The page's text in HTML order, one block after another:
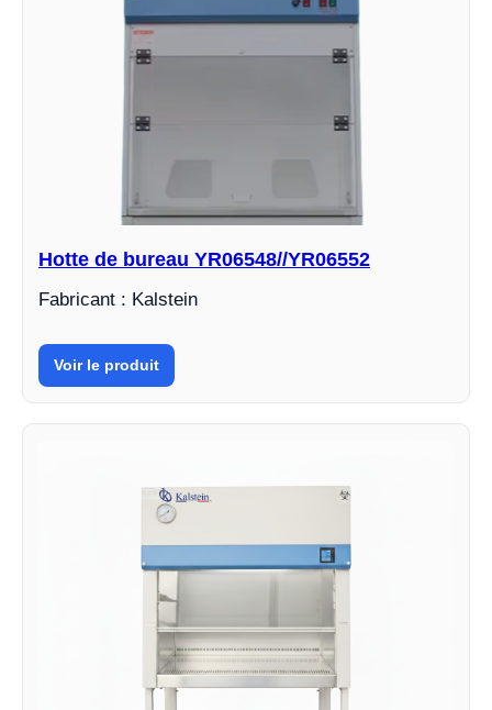
Hotte de bureau YR06548//YR06552
Fabricant : Kalstein
Voir le produit